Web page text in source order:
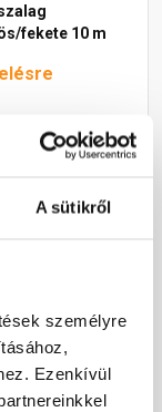
A sütikről
személyre
Ezenkívül
fekete 10 m
Megnézem